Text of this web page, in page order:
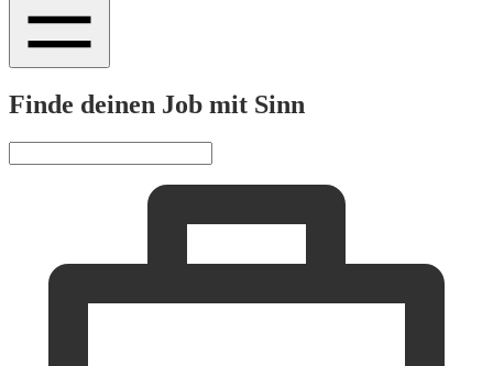
Finde deinen Job mit Sinn